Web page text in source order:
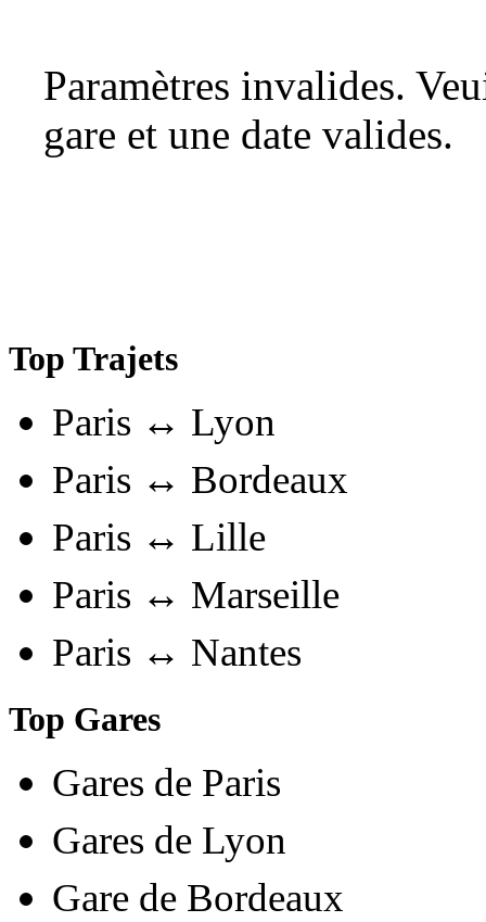
Paramètres invalides.
gare et une date valides.
Top Trajets
Paris ↔ Lyon
Paris ↔ Bordeaux
Paris ↔ Lille
Paris ↔ Marseille
Paris ↔ Nantes
Top Gares
Gares de Paris
Gares de Lyon
Gare de Bordeaux